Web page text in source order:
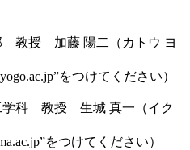
教授 加藤 陽二（カトウ ヨ
をつけてください）
学科 教授 生城 真一（イク
をつけてください）